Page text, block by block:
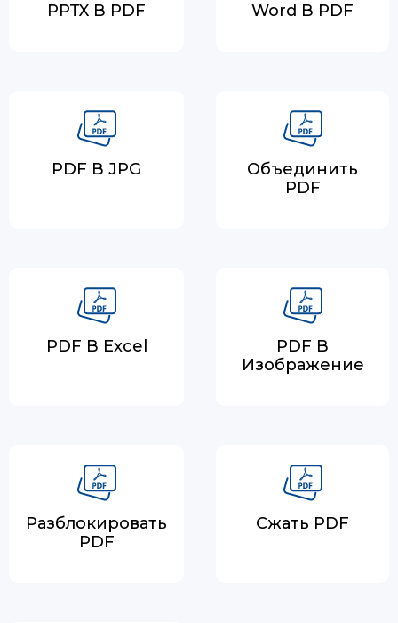
PPTX В PDF Word В PDF
PDF В JPG
Объединить
PDF
PDF В Excel
PDF В
Изображение
Разблокировать
PDF
Сжать PDF